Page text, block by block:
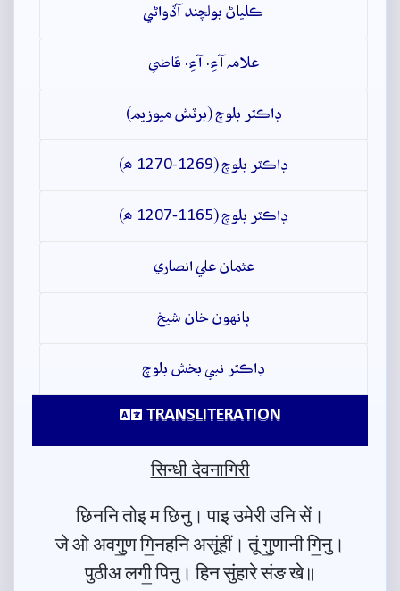
ڪلياڻ بولچند آڏواڻي
علامہ آءِ. آءِ. قاضي
ڊاڪٽر بلوچ (برٽش ميوزيم)
ڊاڪٽر بلوچ (1269-1270 ھ)
ڊاڪٽر بلوچ (1165-1207 ھ)
عثمان علي انصاري
ٻانهون خان شيخ
ڊاڪٽر نبي بخش بلوچ
TRANSLITERATION
सिन्धी देवनागिरी
छिननि तोइ म छिनु। पाइ उमेरी उनि सें।
जे ओ अवगु॒ण गि॒नहनि असूंहीं। तूं गु॒णानी गि॒नु।
पुठीअ लगी॒ पिनु। हिन सुंहारे संङ खे॥